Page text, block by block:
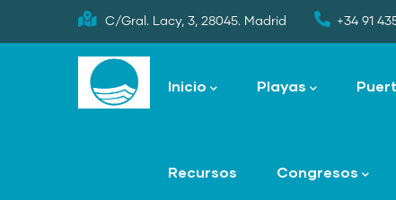
to
C/Gral. Lacy, 3, 28045. Madrid +34 91
navigation
Inicio Playas
Recursos Congresos